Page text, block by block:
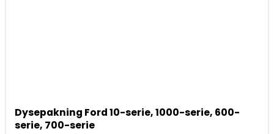
Dysepakning Ford 10-serie, 1000-serie, 600-
serie, 700-serie